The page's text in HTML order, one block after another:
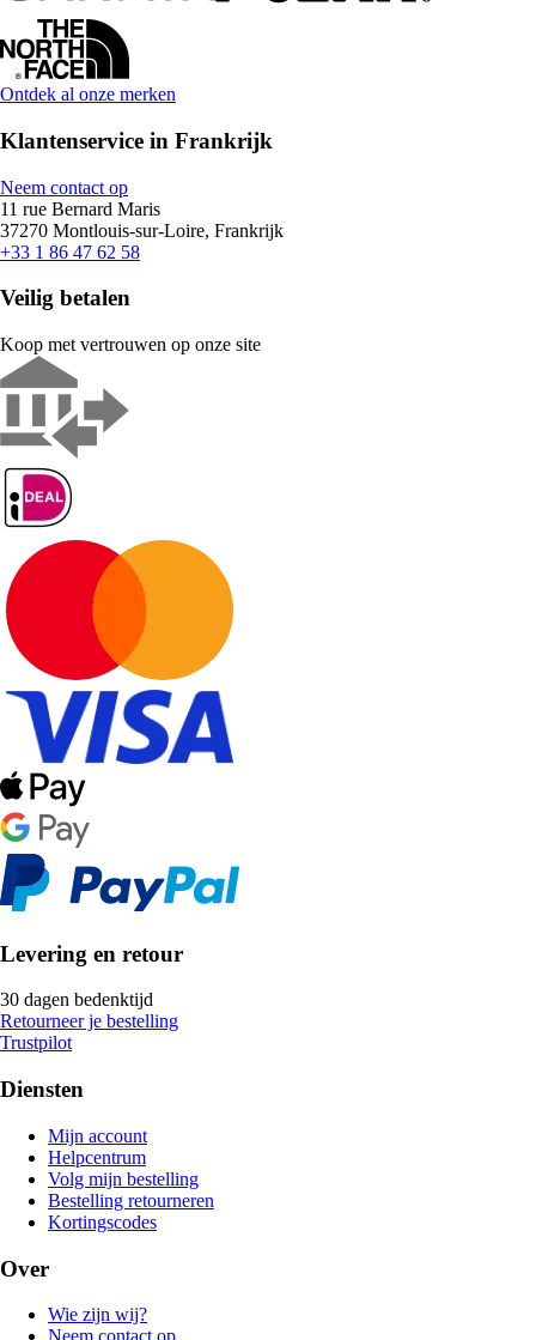
Ontdek al onze merken
Klantenservice in Frankrijk
Neem contact op
11 rue Bernard Maris
37270 Montlouis-sur-Loire, Frankrijk
+33 1 86 47 62 58
Veilig betalen
Koop met vertrouwen op onze site
Levering en retour
30 dagen bedenktijd
Retourneer je bestelling
Trustpilot
Diensten
Mijn account
Helpcentrum
Volg mijn bestelling
Bestelling retourneren
Kortingscodes
Over
Wie zijn wij?